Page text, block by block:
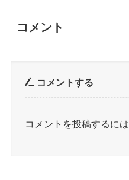
コメント
コメントする
コメントを投稿するには